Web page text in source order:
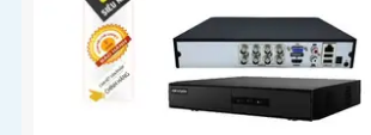
thể về sản phẩm phù hợp với nhu cầu của
Camera Hikvision không chỉ mang đến sự an
ngôi nhà hoặc doanh nghiệp của bạn, mà